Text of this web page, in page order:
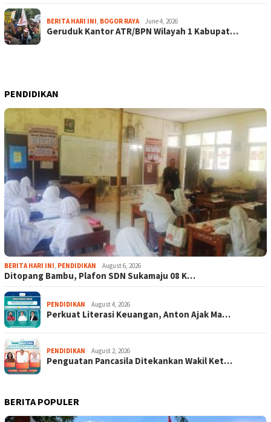
BERITA HARI INI, BOGOR RAYA June 4, 2026
Geruduk Kantor ATR/BPN Wilayah 1 Kabupat…
PENDIDIKAN
BERITA HARI INI, PENDIDIKAN August 6, 2026
Ditopang Bambu, Plafon SDN Sukamaju 08 K…
PENDIDIKAN August 4, 2026
Perkuat Literasi Keuangan, Anton Ajak Ma…
PENDIDIKAN August 2, 2026
Penguatan Pancasila Ditekankan Wakil Ket…
BERITA POPULER